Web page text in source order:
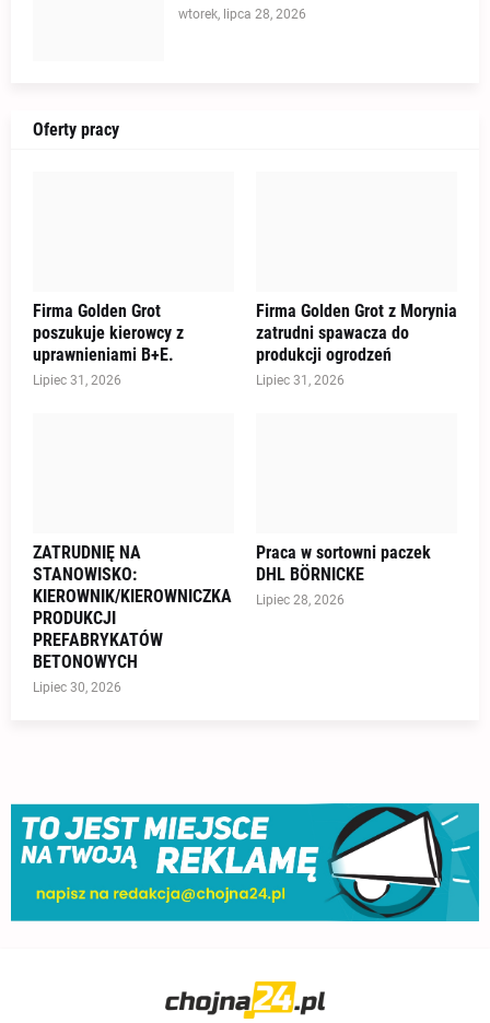
wtorek, lipca 28, 2026
Oferty pracy
Firma Golden Grot
poszukuje kierowcy z
uprawnieniami B+E.
Lipiec 31, 2026
Firma Golden Grot z Morynia
zatrudni spawacza do
produkcji ogrodzeń
Lipiec 31, 2026
ZATRUDNIĘ NA
STANOWISKO:
KIEROWNIK/KIEROWNICZKA
PRODUKCJI
PREFABRYKATÓW
BETONOWYCH
Lipiec 30, 2026
Praca w sortowni paczek
DHL BÖRNICKE
Lipiec 28, 2026